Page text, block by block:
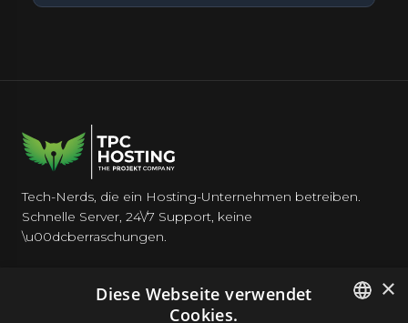
Tech-Nerds, die ein Hosting-Unternehmen betreiben.
Schnelle Server, 24\/7 Support, keine
\u00dcberraschungen.
×
Diese Webseite verwendet
Cookies.